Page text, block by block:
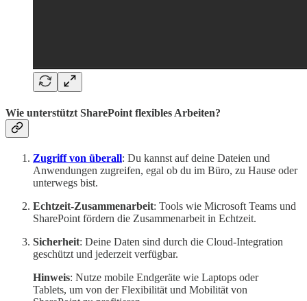
Wie unterstützt SharePoint flexibles Arbeiten?
Zugriff von überall: Du kannst auf deine Dateien und
Anwendungen zugreifen, egal ob du im Büro, zu Hause oder
unterwegs bist.
Echtzeit-Zusammenarbeit: Tools wie Microsoft Teams und
SharePoint fördern die Zusammenarbeit in Echtzeit.
Sicherheit: Deine Daten sind durch die Cloud-Integration
geschützt und jederzeit verfügbar.
Hinweis: Nutze mobile Endgeräte wie Laptops oder
Tablets, um von der Flexibilität und Mobilität von